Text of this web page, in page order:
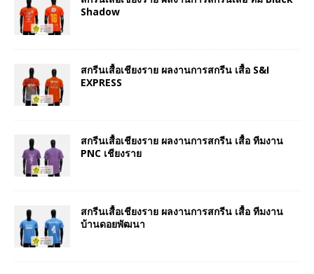
Shadow
สกรีนเสื้อเชียงราย ผลงานการสกรีน เสื้อ S&I
EXPRESS
สกรีนเสื้อเชียงราย ผลงานการสกรีน เสื้อ ทีมงาน
PNC เชียงราย
สกรีนเสื้อเชียงราย ผลงานการสกรีน เสื้อ ทีมงาน
บ้านดอยพัฒนา